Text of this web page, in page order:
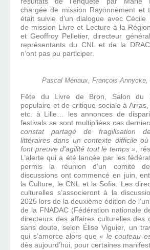
chargée de mission Rayonnement et
était suivie d’un dialogue avec Cécile
de mission Livre et Lecture à la
et Geoffroy Pelletier, directeur
représentants du CNL et de la
n’ont pas pu participer.
Pascal Mériaux, François Annycke,
Fête du Livre de Bron, Salon du
populaire et de critique sociale à
etc. à Lille… les annonces de
festivals se sont multipliées ces
constat partagé de fragilisation
littéraires dans un contexte difficile
font preuve d'agilité tout le temps »,
L’alerte qui a été lancée par les
permis la réunion d’un comité
discussions ont commencé en juin,
la Culture, le CNL et la Sofia. Les
culturelles s’associeront à la
2025 lors de la deuxième édition de
de la FNADAC (Fédération nationale
directeurs des affaires culturelles des
sans doute, selon Élise Viguier, un
qui s’amorce alors que« le couteau
dès aujourd’hui, pour certaines